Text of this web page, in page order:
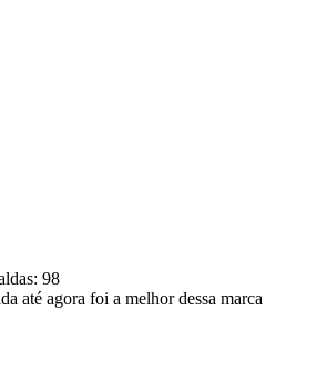
98
até agora foi a melhor dessa marca